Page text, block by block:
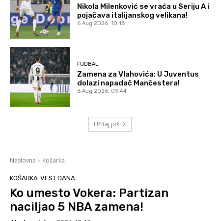
Nikola Milenković se vraća u Seriju A i
pojačava italijanskog velikana!
6 Aug 2026. 10:18
FUDBAL
Zamena za Vlahovića: U Juventus
dolazi napadač Mančestera!
6 Aug 2026. 09:44
Učitaj još